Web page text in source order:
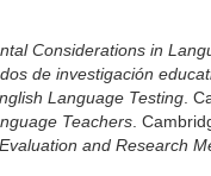
Considerations in
de investigación
Language Testing .
Teachers .
and Research